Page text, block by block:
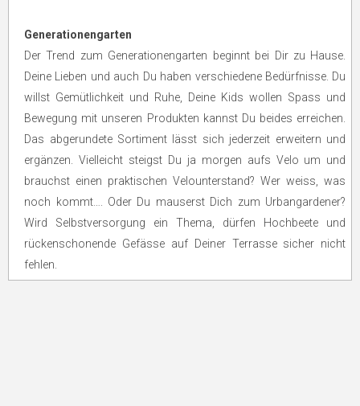
Generationengarten
Der Trend zum Generationengarten beginnt bei Dir zu Hause.
Deine Lieben und auch Du haben verschiedene Bedürfnisse. Du
willst Gemütlichkeit und Ruhe, Deine Kids wollen Spass und
Bewegung mit unseren Produkten kannst Du beides erreichen.
Das abgerundete Sortiment lässt sich jederzeit erweitern und
ergänzen. Vielleicht steigst Du ja morgen aufs Velo um und
brauchst einen praktischen Velounterstand? Wer weiss, was
noch kommt…. Oder Du mauserst Dich zum Urbangardener?
Wird Selbstversorgung ein Thema, dürfen Hochbeete und
rückenschonende Gefässe auf Deiner Terrasse sicher nicht
fehlen.